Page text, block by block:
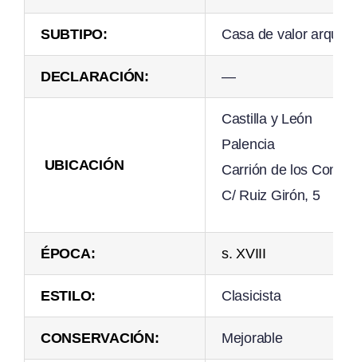
SUBTIPO: Casa de valor
DECLARACIÓN: —
UBICACIÓN
Castilla y León
Palencia
Carrión de los
C/ Ruiz Girón, 5
ÉPOCA: s. XVIII
ESTILO: Clasicista
CONSERVACIÓN: Mejorable